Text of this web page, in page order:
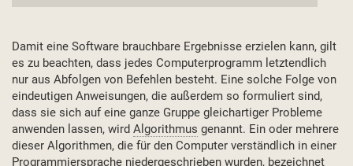
Damit eine Software brauchbare Ergebnisse erzielen kann, gilt
es zu beachten, dass jedes Computerprogramm letztendlich
nur aus Abfolgen von Befehlen besteht. Eine solche Folge von
eindeutigen Anweisungen, die außerdem so formuliert sind,
dass sie sich auf eine ganze Gruppe gleichartiger Probleme
anwenden lassen, wird Algorithmus genannt. Ein oder mehrere
dieser Algorithmen, die für den Computer verständlich in einer
Programmiersprache niedergeschrieben wurden, bezeichnet